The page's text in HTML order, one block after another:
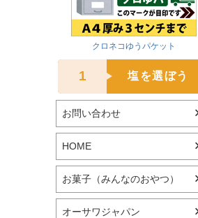
クロネコゆうパケット
1 塩を選ぼう
お問い合わせ
HOME
お菓子（みんなのおやつ）
オーサワジャパン